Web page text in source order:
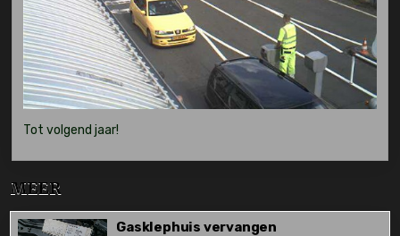
Tot volgend jaar!
MEER
Gasklephuis vervangen